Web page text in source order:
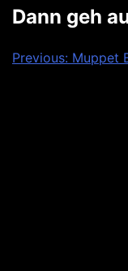
Dann geh
Previous: Muppet